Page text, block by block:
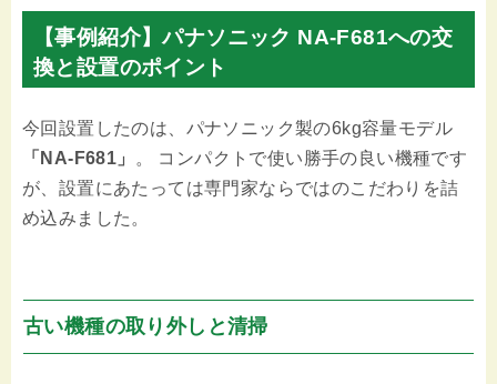
【事例紹介】パナソニック NA-F681への交
換と設置のポイント
今回設置したのは、パナソニック製の6kg容量モデル
「NA-F681」
。 コンパクトで使い勝手の良い機種です
が、設置にあたっては専門家ならではのこだわりを詰
め込みました。
古い機種の取り外しと清掃